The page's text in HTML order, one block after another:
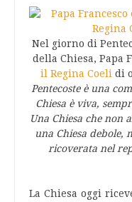
Nel giorno di
della Chiesa, Papa
il Regina Coeli di
Pentecoste è una
Chiesa è viva,
Una Chiesa che non
una Chiesa debole,
ricoverata nel
La Chiesa oggi